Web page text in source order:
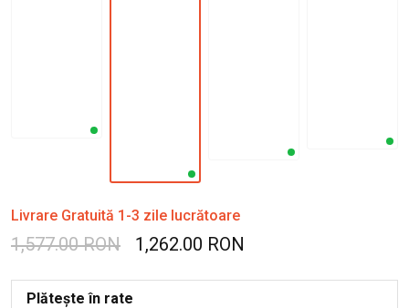
Livrare Gratuită 1-3 zile lucrătoare
1,577.00 RON 1,262.00 RON
Plătește în rate